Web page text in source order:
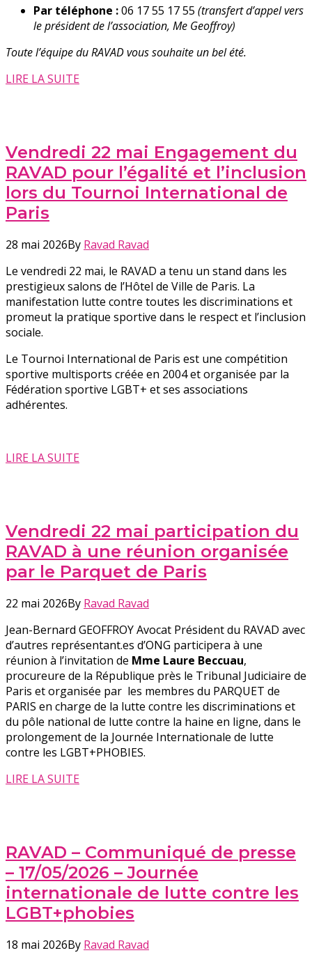
Par téléphone :06 17 55 17 55 (transfert d’appel vers
le président de l’association, Me Geoffroy)
Toute l’équipe du RAVAD vous souhaite un bel été.
LIRE LA SUITE
Vendredi 22 mai Engagement du
RAVAD pour l’égalité et l’inclusion
lors du Tournoi International de
Paris
28 mai 2026By Ravad Ravad
Le vendredi 22 mai, le RAVAD a tenu un stand dans les
prestigieux salons de l’Hôtel de Ville de Paris. La
manifestation lutte contre toutes les discriminations et
promeut la pratique sportive dans le respect et l’inclusion
sociale.
Le Tournoi International de Paris est une compétition
sportive multisports créée en 2004 et organisée par la
Fédération sportive LGBT+ et ses associations
adhérentes.
LIRE LA SUITE
Vendredi 22 mai participation du
RAVAD à une réunion organisée
par le Parquet de Paris
22 mai 2026By Ravad Ravad
Jean-Bernard GEOFFROY Avocat Président du RAVAD avec
d’autres représentant.es d’ONG participera à une
réunion à l’invitation de Mme Laure Beccuau,
procureure de la République près le Tribunal Judiciaire de
Paris et organisée par les membres du PARQUET de
PARIS en charge de la lutte contre les discriminations et
du pôle national de lutte contre la haine en ligne, dans le
prolongement de la Journée Internationale de lutte
contre les LGBT+PHOBIES.
LIRE LA SUITE
RAVAD – Communiqué de presse
– 17/05/2026 – Journée
internationale de lutte contre les
LGBT+phobies
18 mai 2026By Ravad Ravad